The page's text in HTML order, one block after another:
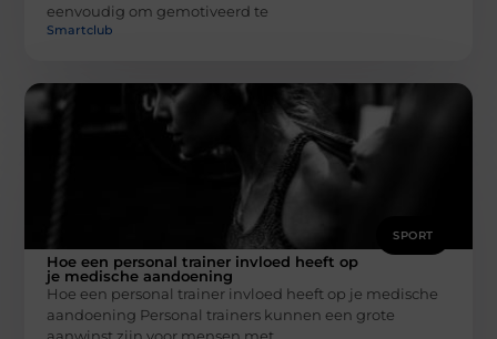
eenvoudig om gemotiveerd te
Smartclub
SPORT
Hoe een personal trainer invloed heeft op
je medische aandoening
Hoe een personal trainer invloed heeft op je medische
aandoening Personal trainers kunnen een grote